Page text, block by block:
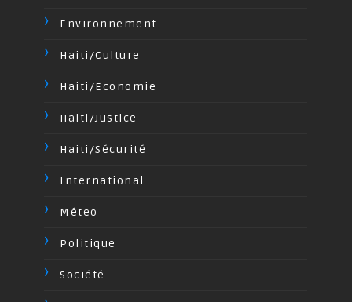
Environnement
Haiti/Culture
Haiti/Economie
Haiti/Justice
Haiti/Sécurité
International
Méteo
Politique
Société